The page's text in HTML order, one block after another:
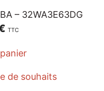
– 32WA3E63DG
TTC
de souhaits